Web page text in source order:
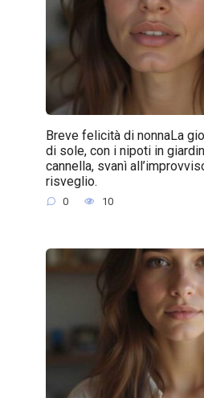
Breve felicità di nonnaLa
di sole, con i nipoti in
cannella, svanì
risveglio.
0 10